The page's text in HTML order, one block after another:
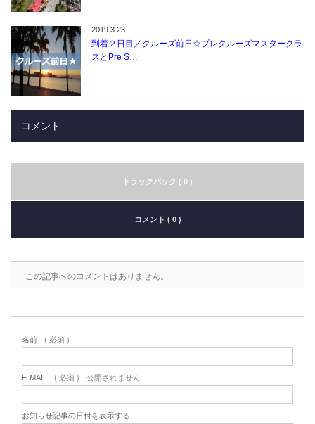
2019.3.23
到着２日目／クルーズ前日☆プレクルーズマスタークラ
スとPre S…
コメント
トラックバック ( 0 )
コメント ( 0 )
この記事へのコメントはありません。
名前 ( 必須 )
E-MAIL ( 必須 ) - 公開されません -
お知らせ記事の日付を表示する